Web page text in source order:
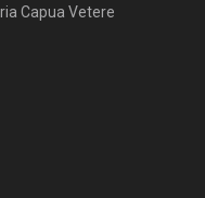
Capua Vetere